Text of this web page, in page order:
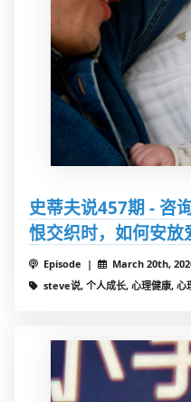
史蒂夫说457期 - 咨
恨交织时，如何安放
Episode | March 20th,
steve说, 个人成长, 心理健康, 心